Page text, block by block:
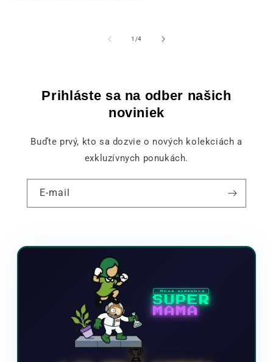
1 /z4
Prihláste sa na odber našich
noviniek
Buďte prvý, kto sa dozvie o nových kolekciách a
exkluzívnych ponukách.
E-mail
Nová videohra
SUPER
MAMA
🏆